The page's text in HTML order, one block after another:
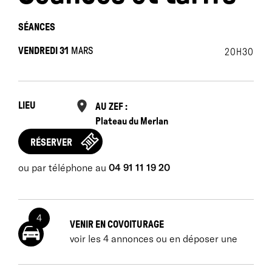
SÉANCES
VENDREDI 31 MARS 20H30
LIEU
AU ZEF :
Plateau du Merlan
RÉSERVER
ou par téléphone au 04 91 11 19 20
4
VENIR EN COVOITURAGE
voir les 4 annonces ou en déposer une